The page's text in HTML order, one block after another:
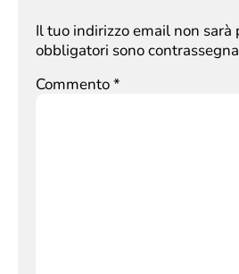
Il tuo indirizzo email non sarà
obbligatori sono
Commento*